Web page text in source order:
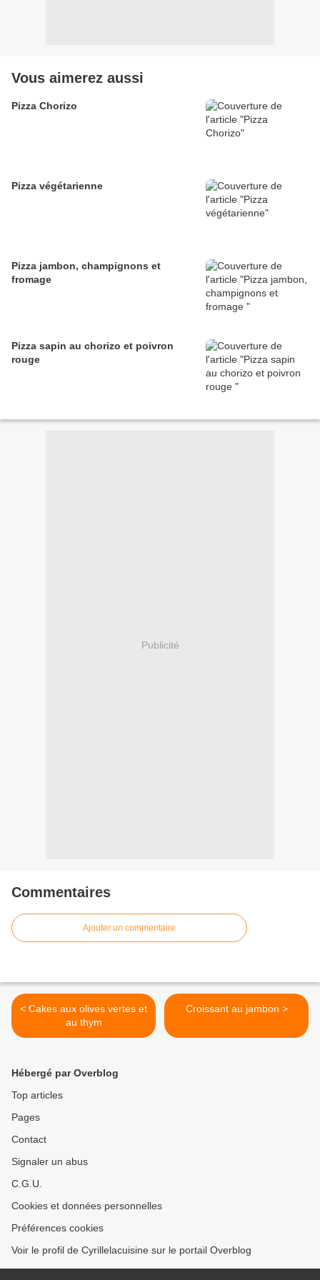
Vous aimerez aussi
Pizza Chorizo
Pizza végétarienne
Pizza jambon, champignons et
fromage
Pizza sapin au chorizo et poivron
rouge
Publicité
Commentaires
Ajouter un commentaire
< Cakes aux olives vertes et
au thym
Croissant au jambon >
Hébergé par Overblog
Top articles
Pages
Contact
Signaler un abus
C.G.U.
Cookies et données personnelles
Préférences cookies
Voir le profil de Cyrillelacuisine sur le portail Overblog